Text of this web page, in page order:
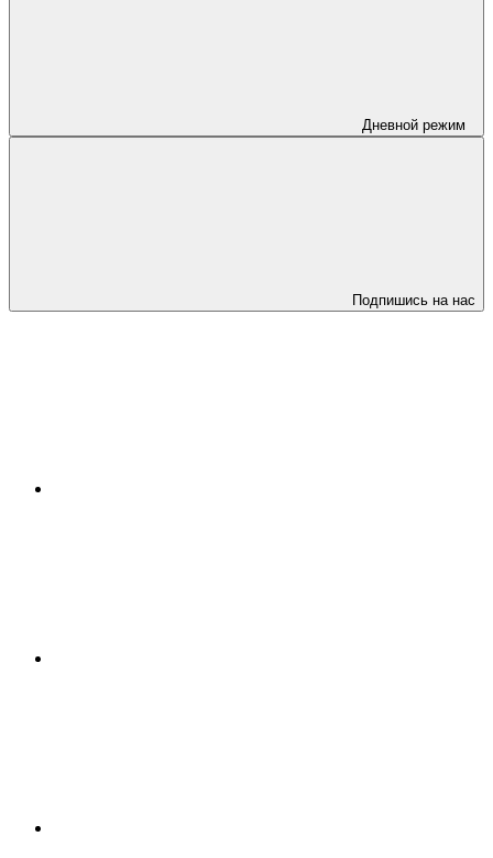
Дневной режим
Подпишись на нас